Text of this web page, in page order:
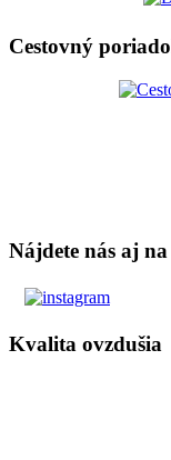
Cestovný
Nájdete nás aj na
Kvalita ovzdušia